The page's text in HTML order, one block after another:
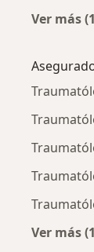
Ver más
Ver más